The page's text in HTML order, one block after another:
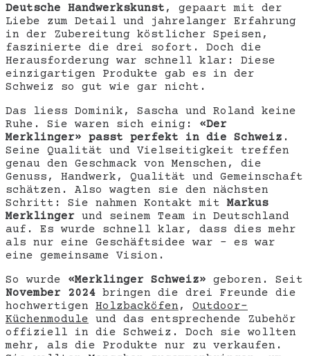
Deutsche Handwerkskunst , gepaart mit der
Liebe zum Detail und jahrelanger Erfahrung
in der Zubereitung köstlicher Speisen,
faszinierte die drei sofort. Doch die
Herausforderung war schnell klar: Diese
einzigartigen Produkte gab es in der
Schweiz so gut wie gar nicht.
Das liess Dominik, Sascha und Roland keine
Ruhe. Sie waren sich einig: «Der
Merklinger» passt perfekt in die Schweiz .
Seine Qualität und Vielseitigkeit treffen
genau den Geschmack von Menschen, die
Genuss, Handwerk, Qualität und Gemeinschaft
schätzen. Also wagten sie den nächsten
Schritt: Sie nahmen Kontakt mit Markus
Merklinger und seinem Team in Deutschland
auf. Es wurde schnell klar, dass dies mehr
als nur eine Geschäftsidee war – es war
eine gemeinsame Vision.
So wurde «Merklinger Schweiz» geboren. Seit
November 2024 bringen die drei Freunde die
hochwertigen Holzbacköfen , Outdoor-
Küchenmodule und das entsprechende Zubehör
offiziell in die Schweiz. Doch sie wollten
mehr, als die Produkte nur zu verkaufen.